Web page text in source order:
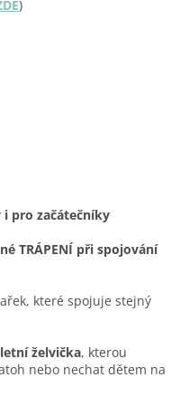
)
pro začátečníky
TRÁPENÍ při spojování
které spojuje stejný
želvička, kterou
nebo nechat dětem na